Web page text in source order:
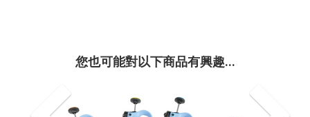
您也可能對以下商品有興趣...